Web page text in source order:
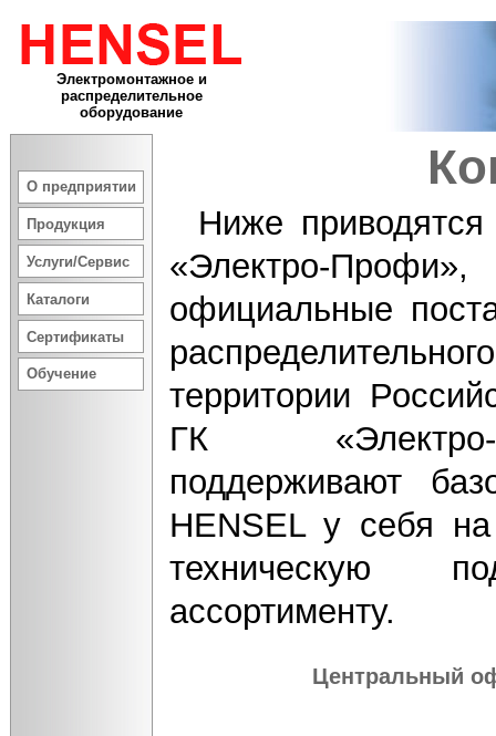
Электромонтажное и
распределительное
оборудование
О предприятии
Продукция
Услуги/Сервис
Каталоги
Сертификаты
Обучение
Ниже
«Электро-
официальные
территории
ГК
поддерживают
HENSEL у себя
техническую
ассортименту.
Центральный